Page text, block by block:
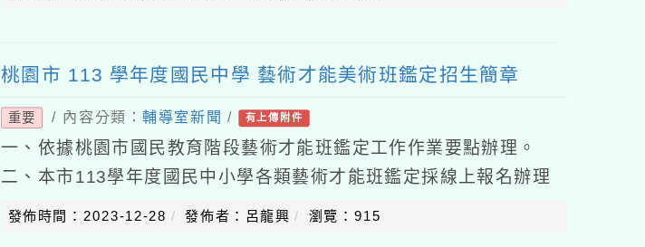
桃園市 113 學年度國民中學 藝術才能美術班鑑定招生簡章
重要 / 內容分類：輔導室新聞 / 有上傳附件
一、依據桃園市國民教育階段藝術才能班鑑定工作作業要點辦理。
二、本市113學年度國民中小學各類藝術才能班鑑定採線上報名辦理
（報名網址：https://tyc.sfes.tyc.edu.tw），旨揭招生簡
發佈時間：2023-12-28 發佈者：呂龍興 瀏覽：915